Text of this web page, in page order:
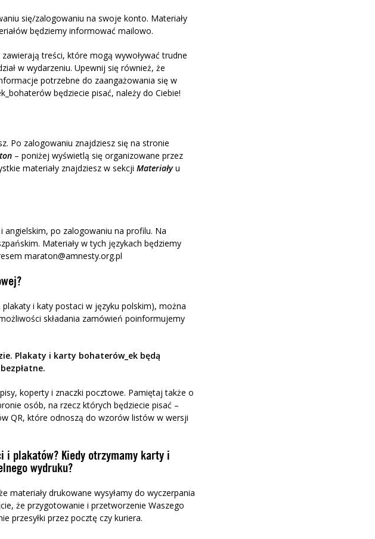
się/zalogowaniu na swoje konto. Materiały
będziemy informować mailowo.
treści, które mogą wywoływać trudne
w wydarzeniu. Upewnij się również, że
potrzebne do zaangażowania się w
będziecie pisać, należy do Ciebie!
Po zalogowaniu znajdziesz się na stronie
– poniżej wyświetlą się organizowane przez
materiały znajdziesz w sekcji Materiałyu
angielskim, po zalogowaniu na profilu. Na
Materiały w tych językach będziemy
maraton@amnesty.org.pl
i katy postaci w języku polskim), można
składania zamówień poinformujemy
Plakaty i karty bohaterów_ek będą
koperty i znaczki pocztowe. Pamiętaj także o
osób, na rzecz których będziecie pisać –
QR, które odnoszą do wzorów listów w wersji
i plakatów? Kiedy otrzymamy karty i
wydruku?
materiały drukowane wysyłamy do wyczerpania
że przygotowanie i przetworzenie Waszego
przesyłki przez pocztę czy kuriera.